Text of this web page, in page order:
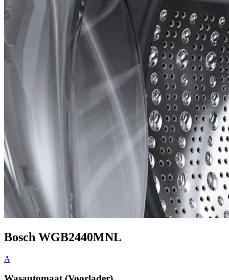
Bosch WGB2440MNL
A